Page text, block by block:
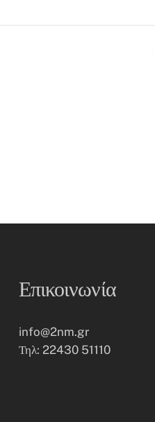
Επικοινωνία
info@2nm.gr
Τηλ: 22430 51110